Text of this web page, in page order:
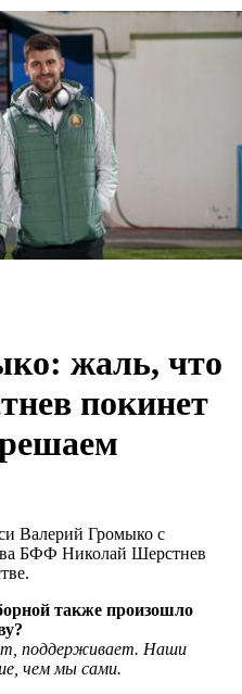
жаль, что
покинет
Валерий Громыко с
БФФ Николай Шерстнев
также произошло
поддерживает. Наши
чем мы сами.